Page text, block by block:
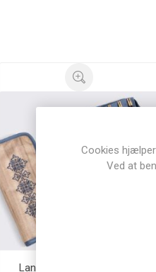
Lantern Moon Udskiftbare
Cookies
Ved at